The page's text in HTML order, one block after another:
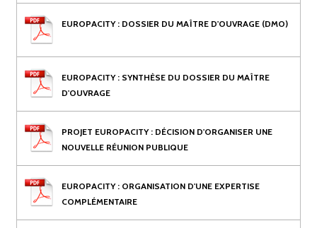
EUROPACITY : DOSSIER DU MAÎTRE D'OUVRAGE (DMO)
EUROPACITY : SYNTHÈSE DU DOSSIER DU MAÎTRE
D'OUVRAGE
PROJET EUROPACITY : DÉCISION D'ORGANISER UNE
NOUVELLE RÉUNION PUBLIQUE
EUROPACITY : ORGANISATION D'UNE EXPERTISE
COMPLÉMENTAIRE